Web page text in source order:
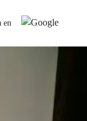
en